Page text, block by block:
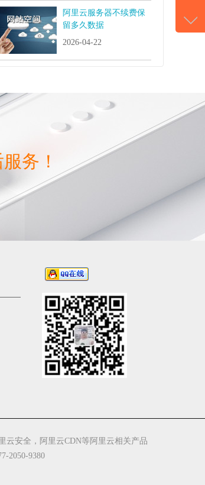
阿里云服务器不续费保
留多久数据
2026-04-22
务！
云安全，阿里云CDN等阿里云相关产品
2050-9380
177-